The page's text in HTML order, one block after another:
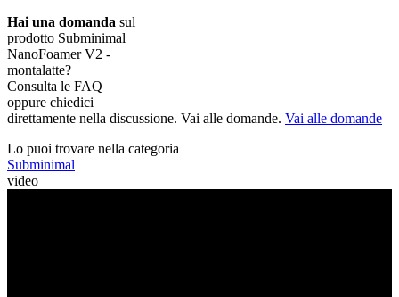
Hai una domanda sul
prodotto Subminimal
NanoFoamer V2 -
montalatte?
Consulta le FAQ
oppure chiedici
direttamente nella discussione. Vai alle domande. Vai alle domande
Lo puoi trovare nella categoria
Subminimal
video